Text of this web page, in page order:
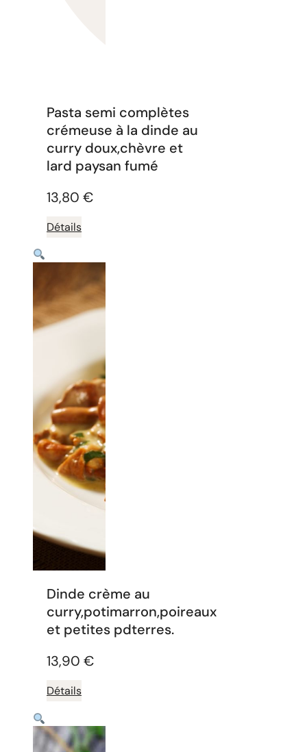
Pasta semi complètes
crémeuse à la dinde au
curry doux,chèvre et
lard paysan fumé
13,80 €
Détails
Dinde crème au
curry,potimarron,poireaux
et petites pdterres.
13,90 €
Détails